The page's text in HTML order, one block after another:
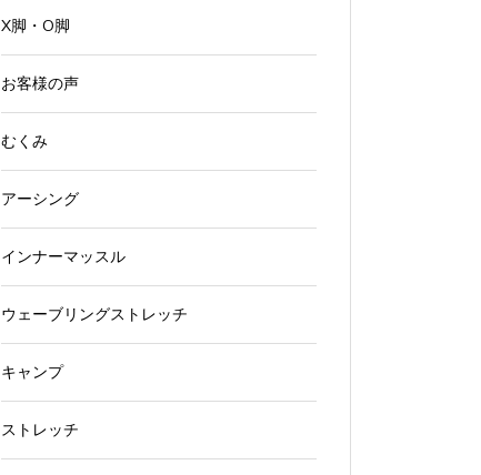
X脚・O脚
お客様の声
むくみ
アーシング
インナーマッスル
ウェーブリングストレッチ
キャンプ
ストレッチ